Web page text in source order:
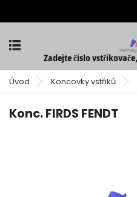
Úvod Koncovky vstřiků
Konc. FIRDS FENDT